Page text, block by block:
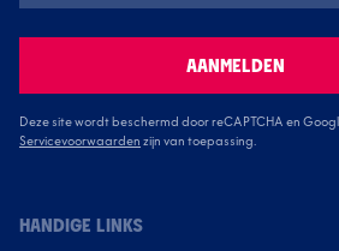
AANMELDEN
Deze site wordt beschermd door reCAPTCHA en
Servicevoorwaarden zijn van toepassing.
HANDIGE LINKS